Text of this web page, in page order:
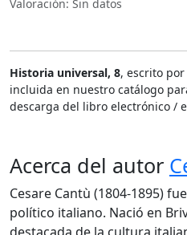
Valoración: Sin datos
Historia universal, 8, escrito por
incluida en nuestro catálogo
descarga del libro electrónico /
Acerca del autor
Cesare Cantù (1804-1895)
político italiano. Nació en